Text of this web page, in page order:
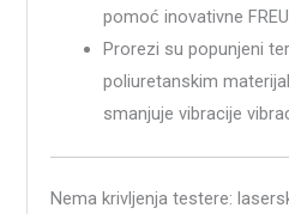
pomoć inovativne
Prorezi su popunjeni
poliuretanskim
smanjuje vibracije
Nema krivljenja testere: